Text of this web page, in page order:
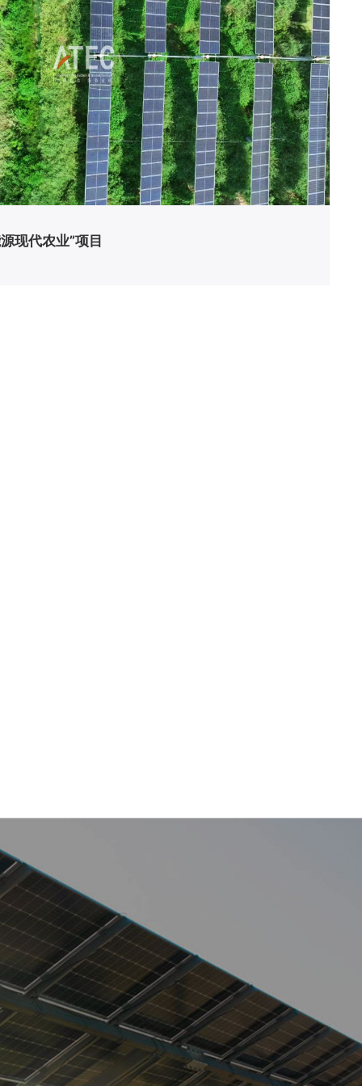
现代农业”项目